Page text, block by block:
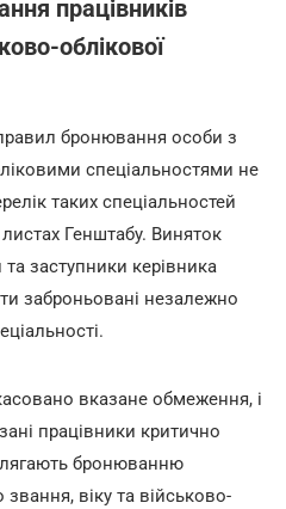
працівників
облікової
бронювання особи з
спеціальностями не
таких спеціальностей
Генштабу. Виняток
заступники керівника
заброньовані незалежно
вказане обмеження, і
працівники критично
бронюванню
віку та військово-